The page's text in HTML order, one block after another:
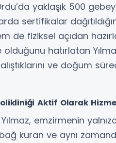
yaklaşık 500
sertifikalar
de fiziksel açıdan
hatırlatan
ve doğum
Aktif Olarak
emzirmenin
kuran ve aynı